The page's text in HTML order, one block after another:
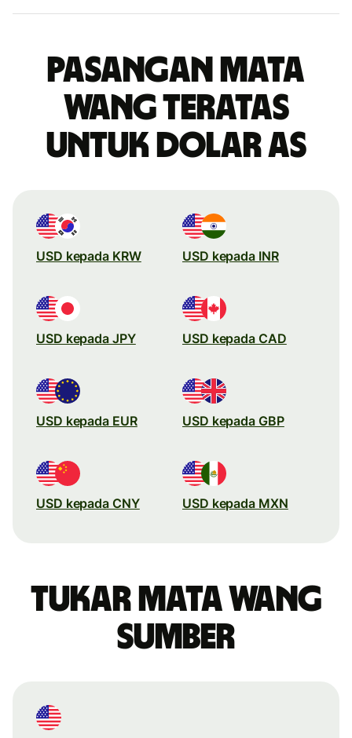
Pasangan mata
wang teratas
untuk dolar AS
USD kepada KRW USD kepada INR
USD kepada JPY USD kepada CAD
USD kepada EUR USD kepada GBP
USD kepada CNY USD kepada MXN
Tukar mata wang
sumber